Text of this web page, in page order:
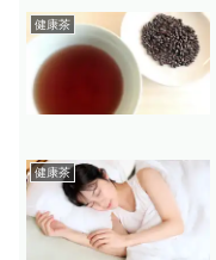
健康茶
健康茶